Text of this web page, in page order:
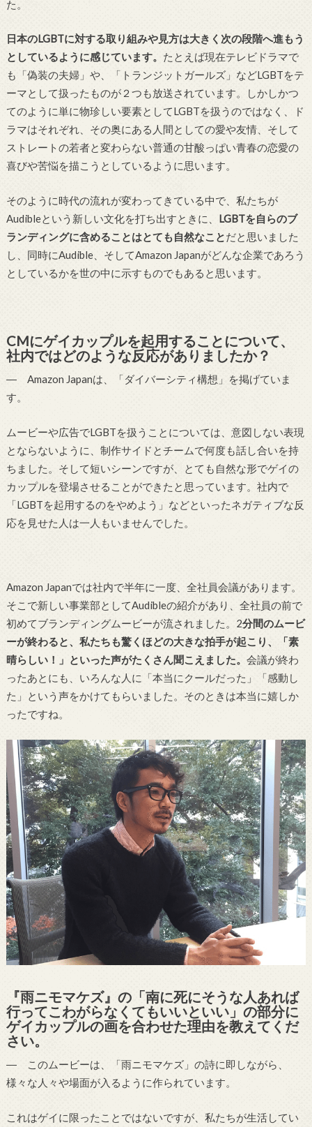
た。
日本のLGBTに対する取り組みや見方は大きく次の段階へ進もう
としているように感じています。 たとえば現在テレビドラマで
も「偽装の夫婦」や、「トランジットガールズ」などLGBTをテ
ーマとして扱ったものが２つも放送されています。しかしかつ
てのように単に物珍しい要素としてLGBTを扱うのではなく、ド
ラマはそれぞれ、その奥にある人間としての愛や友情、そして
ストレートの若者と変わらない普通の甘酸っぱい青春の恋愛の
喜びや苦悩を描こうとしているように思います。
そのように時代の流れが変わってきている中で、私たちが
Audibleという新しい文化を打ち出すときに、 LGBTを自らのブ
ランディングに含めることはとても自然なことだと思いました
し、同時にAudible、そしてAmazon Japanがどんな企業であろう
としているかを世の中に示すものでもあると思います。
CMにゲイカップルを起用することについて、
社内ではどのような反応がありましたか？
― Amazon Japanは、「ダイバーシティ構想」を掲げていま
す。
ムービーや広告でLGBTを扱うことについては、意図しない表現
とならないように、制作サイドとチームで何度も話し合いを持
ちました。そして短いシーンですが、とても自然な形でゲイの
カップルを登場させることができたと思っています。社内で
「LGBTを起用するのをやめよう」などといったネガティブな反
応を見せた人は一人もいませんでした。
Amazon Japanでは社内で半年に一度、全社員会議があります。
そこで新しい事業部としてAudibleの紹介があり、全社員の前で
初めてブランディングムービーが流されました。2分間のムービ
ーが終わると、私たちも驚くほどの大きな拍手が起こり、「素
晴らしい！」といった声がたくさん聞こえました。 会議が終わ
ったあとにも、いろんな人に「本当にクールだった」「感動し
た」という声をかけてもらいました。そのときは本当に嬉しか
ったですね。
『雨ニモマケズ』の「南に死にそうな人あれば
行ってこわがらなくてもいいといい」の部分に
ゲイカップルの画を合わせた理由を教えてくだ
さい。
― このムービーは、「雨ニモマケズ」の詩に即しながら、
様々な人々や場面が入るように作られています。
これはゲイに限ったことではないですが、私たちが生活してい